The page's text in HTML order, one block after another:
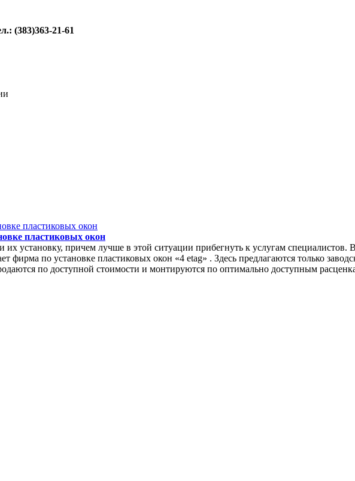
(383)363-21-61
пластиковых окон
установку, причем лучше в этой ситуации прибегнуть к услугам специалистов.
фирма по установке пластиковых окон «4 etag» . Здесь предлагаются только
по доступной стоимости и монтируются по оптимально доступным